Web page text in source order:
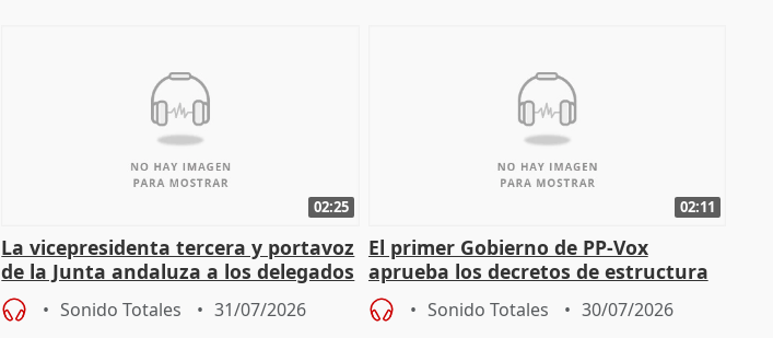
02:25
La vicepresidenta tercera y portavoz
de la Junta andaluza a los delegados
territoriales en Málaga
Sonido Totales 31/07/2026
02:11
El primer Gobierno de PP-Vox
aprueba los decretos de estructura
de sus consejerías
Sonido Totales 30/07/2026